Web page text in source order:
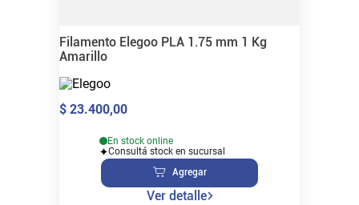
Filamento Elegoo PLA 1.75 mm 1 Kg
Amarillo
$ 23.400,00
En stock online
Consultá stock en sucursal
Agregar
Ver detalle